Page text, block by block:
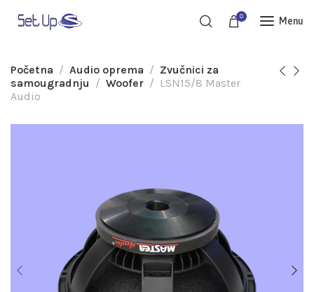
0 Menu
Početna Audio oprema
Zvučnici za
samougradnju
Woofer
LSN15/8 Master
Audio